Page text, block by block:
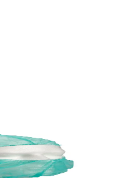
10x 100stk